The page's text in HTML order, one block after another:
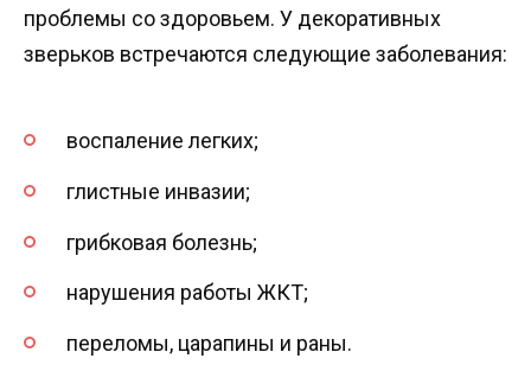
проблемы со здоровьем. У декоративных
зверьков встречаются следующие заболевания:
воспаление легких;
глистные инвазии;
грибковая болезнь;
нарушения работы ЖКТ;
переломы, царапины и раны.